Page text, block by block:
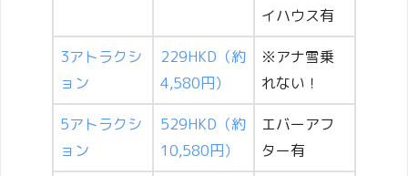
イハウス有
3アトラクシ
ョン
229HKD（約
4,580円）
※アナ雪乗
れない！
5アトラクシ
ョン
529HKD（約
10,580円）
エバーアフ
ター有